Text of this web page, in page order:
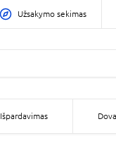
Užsakymo sekimas
Išpardavimas